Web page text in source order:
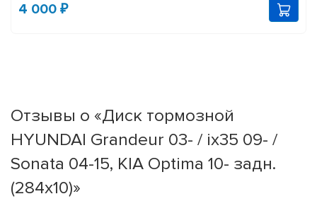
4 000 ₽
Отзывы о «Диск тормозной
HYUNDAI Grandeur 03- / ix35 09- /
Sonata 04-15, KIA Optima 10- задн.
(284x10)»